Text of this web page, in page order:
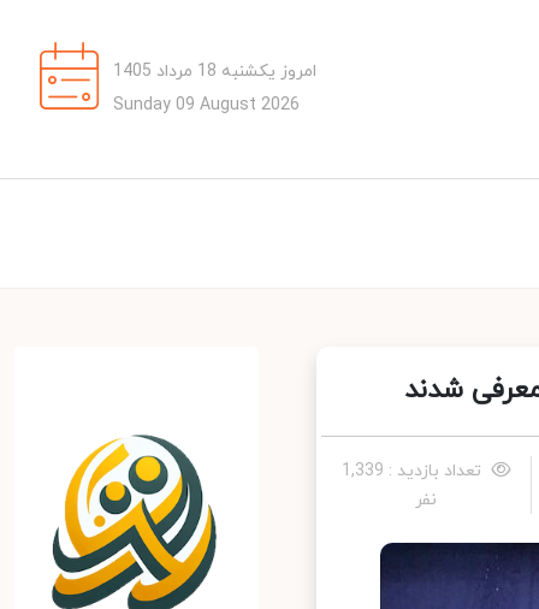
امروز یکشنبه 18 مرداد 1405
Sunday 09 August 2026
شدند
تعداد بازدید : 1,339
نفر